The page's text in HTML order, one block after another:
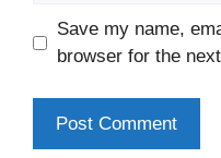
Save my name,
browser for the